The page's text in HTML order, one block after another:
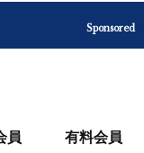
Sponsored
員 有料会員